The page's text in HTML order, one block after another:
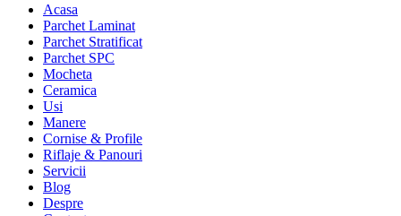
Acasa
Parchet Laminat
Parchet Stratificat
Parchet SPC
Mocheta
Ceramica
Usi
Manere
Cornise & Profile
Riflaje & Panouri
Servicii
Blog
Despre